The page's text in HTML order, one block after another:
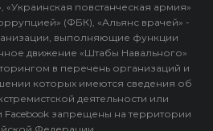
повстанческая армия»
(ФБК), «Альянс врачей» -
выполняющие функции
движение «Штабы Навального»
в перечень организаций и
которых имеются сведения об
деятельности или
запрещены на территории